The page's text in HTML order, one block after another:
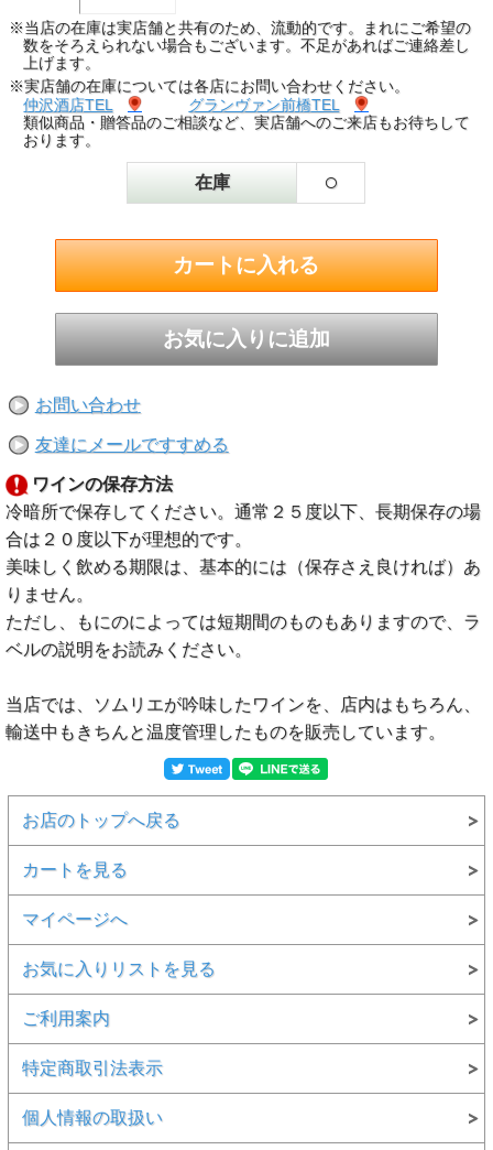
※当店の在庫は実店舗と共有のため、流動的です。まれにご希望の
数をそろえられない場合もございます。不足があればご連絡差し
上げます。
※実店舗の在庫については各店にお問い合わせください。
仲沢酒店TEL
グランヴァン前橋TEL
類似商品・贈答品のご相談など、実店舗へのご来店もお待ちして
おります。
在庫 ○
お問い合わせ
友達にメールですすめる
ワインの保存方法
冷暗所で保存してください。通常２５度以下、長期保存の場
合は２０度以下が理想的です。
美味しく飲める期限は、基本的には（保存さえ良ければ）あ
りません。
ただし、もにのによっては短期間のものもありますので、ラ
ベルの説明をお読みください。
当店では、ソムリエが吟味したワインを、店内はもちろん、
輸送中もきちんと温度管理したものを販売しています。
お店のトップへ戻る
カートを見る
マイページへ
お気に入りリストを見る
ご利用案内
特定商取引法表示
個人情報の取扱い